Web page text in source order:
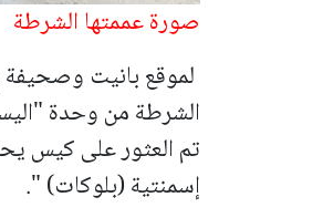
صورة عممتها الشرطة
لموقع بانيت وصحيفة
الشرطة من وحدة
إسمنتية (بلوكات) ".